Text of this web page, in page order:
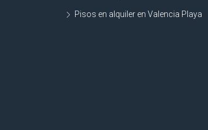
Pisos en alquiler en Valencia Playa